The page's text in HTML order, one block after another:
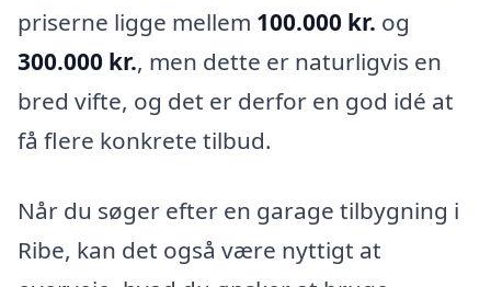
priserne ligge mellem 100.000 kr. og
300.000 kr., men dette er naturligvis en
bred vifte, og det er derfor en god idé at
få flere konkrete tilbud.
Når du søger efter en garage tilbygning i
Ribe, kan det også være nyttigt at